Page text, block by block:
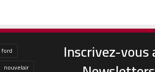
ford
nouvelair
Inscrivez-vous